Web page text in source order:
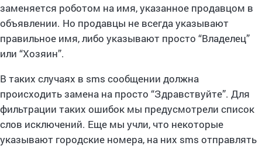
заменяется роботом на имя, указанное продавцом в
объявлении. Но продавцы не всегда указывают
правильное имя, либо указывают просто “Владелец”
или “Хозяин”.
В таких случаях в sms сообщении должна
происходить замена на просто “Здравствуйте”. Для
фильтрации таких ошибок мы предусмотрели список
слов исключений. Еще мы учли, что некоторые
указывают городские номера, на них sms отправлять